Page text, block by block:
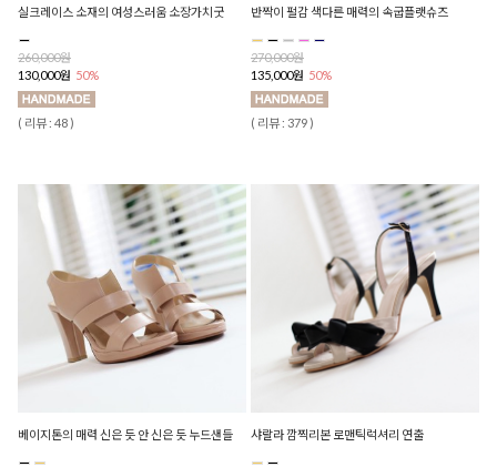
실크레이스 소재의 여성스러움 소장가치굿
260,000원
130,000원 50%
( 리뷰 : 48 )
반짝이 펄감 색다른 매력의 속굽플랫슈즈
270,000원
135,000원 50%
( 리뷰 : 379 )
베이지톤의 매력 신은 듯 안 신은 듯 누드샌들 샤랄라 깜찍리본 로맨틱럭셔리 연출